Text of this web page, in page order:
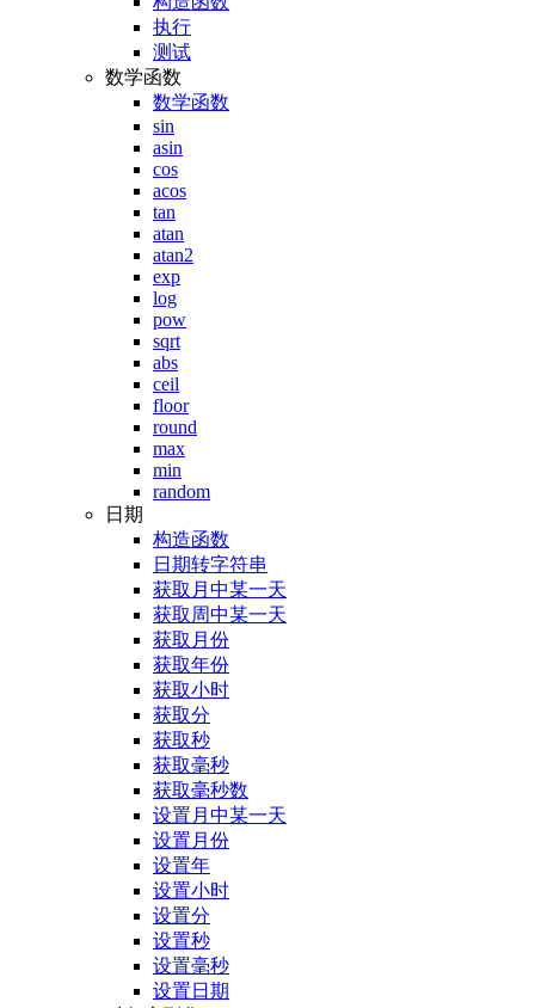
执行
测试
数学函数
数学函数
sin
asin
cos
acos
tan
atan
atan2
exp
log
pow
sqrt
abs
ceil
floor
round
max
min
random
日期
构造函数
日期转字符串
获取月中某一天
获取周中某一天
获取月份
获取年份
获取小时
获取分
获取秒
获取毫秒
获取毫秒数
设置月中某一天
设置月份
设置年
设置小时
设置分
设置秒
设置毫秒
设置日期